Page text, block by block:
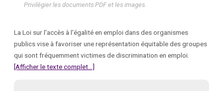
Privilégier les documents PDF et les images.
La Loi sur l'accès à l'égalité en emploi dans des organismes
publics vise à favoriser une représentation équitable des groupes
qui sont fréquemment victimes de discrimination en emploi.
[Afficher le texte complet...]